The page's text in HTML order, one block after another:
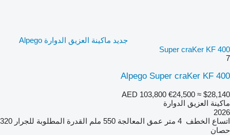
جديد ماكينة العزيق الدوارة Alpego
Super craKer KF 400
7
Alpego Super craKer KF 400
AED 103,800 €24,500 ≈ $28,140
ماكينة العزيق الدوارة
2026
اتساع الخطف 4 متر عمق المعالجة 550 ملم القدرة المطلوبة للجرار 320
حصان